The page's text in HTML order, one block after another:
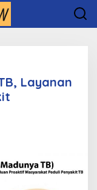
Layanan